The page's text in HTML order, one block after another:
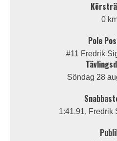
0
Pole
#11 Fredrik
Söndag 28
1:41.91, Fredrik